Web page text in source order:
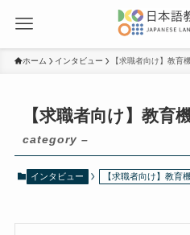
ホーム インタビュー 【求職者向け】教育
【求職者向け】教育
category –
インタビュー 【求職者向け】教育